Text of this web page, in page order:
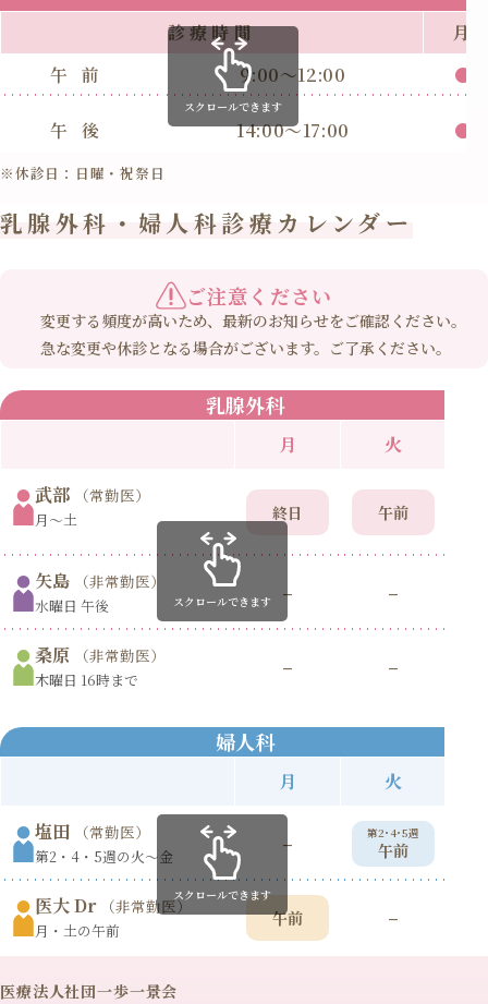
診療時間
月
午前
9:00～12:00 ●
午後 14:00～17:00 ●
スクロールできます
※休診日：日曜・祝祭日
乳腺外科・婦人科診療カレンダー
ご注意ください
変更する頻度が高いため、最新のお知らせをご確認ください。
急な変更や休診となる場合がございます。ご了承ください。
乳腺外科
月
火
武部
（常勤医）
月〜土 終日 午前
矢島 （非常勤医）
水曜日 午後
– –
桑原 （非常勤医）
木曜日 16時まで
– –
スクロールできます
婦人科
月
火
塩田
（常勤医）
第2・4・5週の火〜金
– 第2･4･5週
午前
医大 Dr （非常勤医）
月・土の午前
午前 –
スクロールできます
医療法人社団一歩一景会